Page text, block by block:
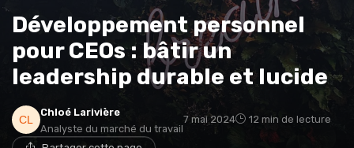
Développement personnel
pour CEOs : bâtir un
leadership durable et lucide
Chloé Larivière
Analyste du marché du travail
7 mai 2024 12 min de lecture